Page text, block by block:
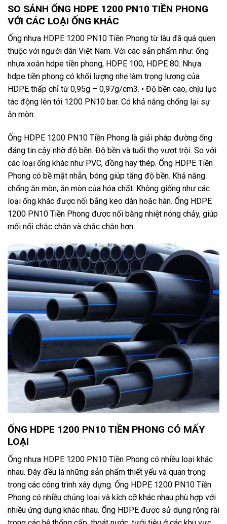
SO SÁNH ỐNG HDPE 1200 PN10 TIỀN PHONG
VỚI CÁC LOẠI ỐNG KHÁC
Ống nhựa HDPE 1200 PN10 Tiền Phong từ lâu đã quá quen
thuộc với người dân Việt Nam. Với các sản phẩm như: ống
nhựa xoắn hdpe tiền phong, HDPE 100, HDPE 80. Nhựa
hdpe tiền phong có khối lượng nhẹ làm trọng lượng của
HDPE thấp chỉ từ 0,95g – 0,97g/cm3. • Độ bền cao, chịu lực
tác động lên tới 1200 PN10 bar. Có khả năng chống lại sự
ăn mòn.
Ống HDPE 1200 PN10 Tiền Phong là giải pháp đường ống
đáng tin cậy nhờ độ bền. Độ bền và tuổi thọ vượt trội. So với
các loại ống khác như PVC, đồng hay thép. Ống HDPE Tiền
Phong có bề mặt nhẵn, bóng giúp tăng độ bền. Khả năng
chống ăn mòn, ăn mòn của hóa chất. Không giống như các
loại ống khác được nối bằng keo dán hoặc hàn. Ống HDPE
1200 PN10 Tiền Phong được nối bằng nhiệt nóng chảy, giúp
mối nối chắc chắn và chắc chắn hơn.
ỐNG HDPE 1200 PN10 TIỀN PHONG CÓ MẤY
LOẠI
Ống nhựa HDPE 1200 PN10 Tiền Phong có nhiều loại khác
nhau. Đây đều là những sản phẩm thiết yếu và quan trọng
trong các công trình xây dựng. Ống HDPE 1200 PN10 Tiền
Phong có nhiều chủng loại và kích cỡ khác nhau phù hợp với
nhiều ứng dụng khác nhau. Ống HDPE được sử dụng rộng rãi